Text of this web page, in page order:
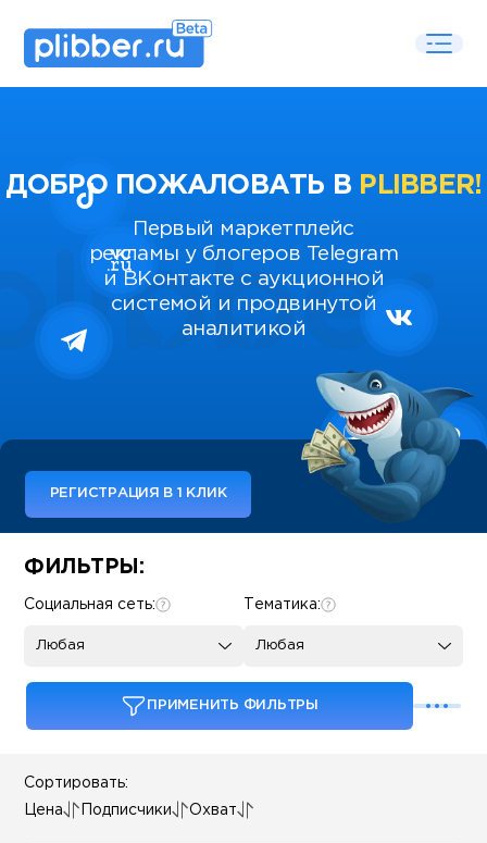
ДОБРО ПОЖАЛОВАТЬ В PLIBBER!
Первый маркетплейс
рекламы у блогеров Telegram
и ВКонтакте с аукционной
системой и продвинутой
аналитикой
РЕГИСТРАЦИЯ В 1 КЛИК
Some SEO Title
ФИЛЬТРЫ:
Тематика:
Любая
Социальная сеть:
Любая
ПРИМЕНИТЬ ФИЛЬТРЫ
Сортировать:
Цена Подписчики Охват